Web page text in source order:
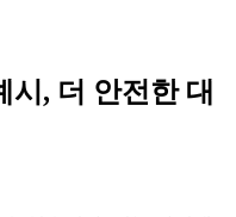
시, 더 안전한 대